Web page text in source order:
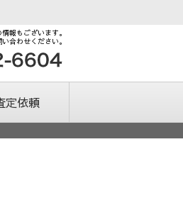
報もございます。
合わせください。
定依頼